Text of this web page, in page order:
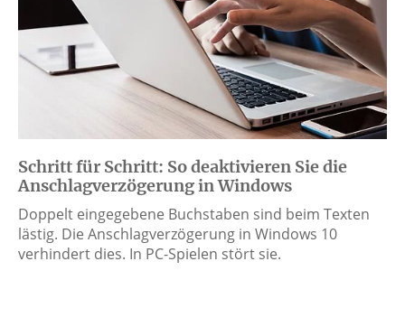
Schritt für Schritt: So deaktivieren Sie die
Anschlagverzögerung in Windows
Doppelt eingegebene Buchstaben sind beim Texten
lästig. Die Anschlagverzögerung in Windows 10
verhindert dies. In PC-Spielen stört sie.